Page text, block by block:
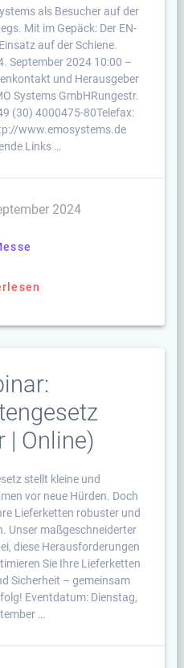
als Besucher auf der
Mit im Gepäck: Der EN-
auf der Schiene.
September 2024 10:00 –
und Herausgeber
Systems GmbHRungestr.
(30) 4000475-80Telefax:
www.emosystems.de
Links …
2024
| Online)
stellt kleine und
vor neue Hürden. Doch
Lieferketten robuster und
Unser maßgeschneiderter
diese Herausforderungen
Sie Ihre Lieferketten
Sicherheit – gemeinsam
Eventdatum: Dienstag,
…